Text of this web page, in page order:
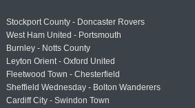
Stockport County - Doncaster Rovers
West Ham United - Portsmouth
Burnley - Notts County
Leyton Orient - Oxford United
Fleetwood Town - Chesterfield
Sheffield Wednesday - Bolton Wanderers
Cardiff City - Swindon Town